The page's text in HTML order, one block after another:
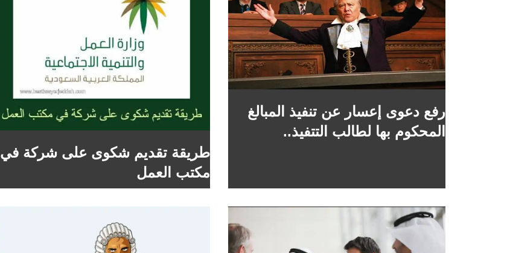
رفع دعوى إعسار عن تنفيذ المبالغ
المحكوم بها لطالب التتفيذ..
طريقة تقديم شكوى على شركة في
مكتب العمل